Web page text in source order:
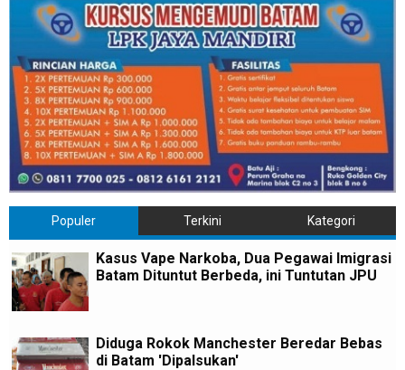
Populer Terkini Kategori
Kasus Vape Narkoba, Dua Pegawai Imigrasi
Batam Dituntut Berbeda, ini Tuntutan JPU
Diduga Rokok Manchester Beredar Bebas
di Batam 'Dipalsukan'